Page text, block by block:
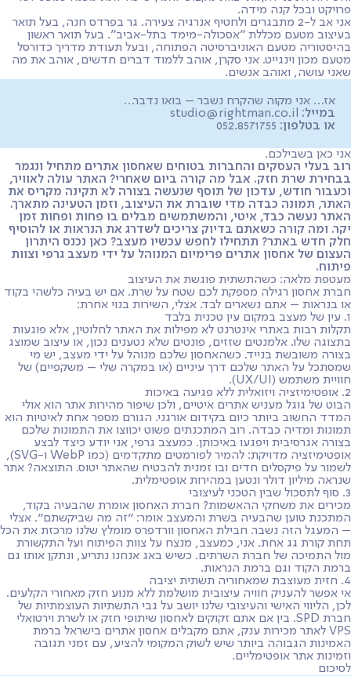
פרויקט ובכל קנה מידה.
אני אב ל-2 מתבגרים ולחטיף אנרגיה צעירה. גר בפרדס חנה, בעל תואר
בעיצוב מטעם מכללת ״אסכולה-מימד בתל-אביב״. בעל תואר ראשון
בהיסטוריה מטעם האוניברסיטה הפתוחה, ובעל תעודת מדריך כדורסל
מטעם מכון וינגייט. אני סקרן, אוהב ללמוד דברים חדשים, אוהב את מה
שאני עושה, ואוהב אנשים.
אז… אני מקוה שהקרח נשבר – בואו נדבר…
במייל:
studio@rightman.co.il
או בטלפון:
אני כאן בשבילכם.
רוב בעלי העסקים והחברות בטוחים שאחסון אתרים מתחיל ונגמר
בבחירת שרת חזק. אבל מה קורה ביום שאחרי? האתר עולה לאוויר,
וכעבור חודש, עדכון של תוסף שנעשה בצורה לא תקינה מקריס את
האתר, תמונה כבדה מדי שוברת את העיצוב, וזמן הטעינה מתארך.
האתר נעשה כבד, איטי, והמשתמשים מבלים בו פחות ופחות זמן
יקר. ומה קורה כשאתם בדיוק צריכים לשדרג את הנראות או להוסיף
חלק חדש באתר? תתחילו לחפש עכשיו מעצב? כאן נכנס היתרון
העצום של אחסון אתרים פרימיום המנוהל על ידי מעצב גרפי וצוות
פיתוח.
מעטפת מלאה: כשהתשתית פוגשת את העיצוב
חברת אחסון רגילה מספקת לכם שטח על שרת. אם יש בעיה כלשהי בקוד
או בנראות – אתם נשארים לבד. אצלי, השירות בנוי אחרת:
1. עין של מעצב במקום עין טכנית בלבד
תקלות רבות באתרי אינטרנט לא מפילות את האתר לחלוטין, אלא פוגעות
בתצוגה שלו. אלמנטים שזזים, פונטים שלא נטענים נכון, או עיצוב שמוצג
בצורה משובשת בנייד. כשהאחסון שלכם מנוהל על ידי מעצב, יש מי
שמסתכל על האתר שלכם דרך עיניים (או במקרה שלי – משקפיים) של
חוויית משתמש (UX/UI).
2. אופטימיזציה ויזואלית ללא פגיעה באיכות
הבוט של גוגל מעניש אתרים איטיים, ולכן שיפור מהירות אתר הוא אולי
המדד החשוב ביותר כיום בקידום אורגני. הגורם מספר אחת לאיטיות הוא
תמונות ומדיה כבדה. רוב המתכנתים פשוט יכווצו את התמונות שלכם
בצורה אגרסיבית ויפגעו באיכותן. כמעצב גרפי, אני יודע כיצד לבצע
אופטימיזציה מדויקת: להמיר לפורמטים מתקדמים (כמו WebP ו-SVG),
לשמור על פיקסלים חדים ובו זמנית להבטיח שהאתר יטוס. התוצאה? אתר
שנראה מיליון דולר ונטען במהירות אופטימלית.
3. סוף לתסכול שבין הטכני לעיצובי
מכירים את משחקי ההאשמות? חברת האחסון אומרת שהבעיה בקוד,
המתכנת טוען שהבעיה בשרת והמעצב אומר: "זה מה שביקשתם". אצלי
– המעגל הזה נשבר. חבילת האחסון וורדפרס מומלץ שלנו מרכזת את הכל
תחת קורת גג אחת. אני, כמעצב, מנצח על צוות הפיתוח ועל התקשורת
מול התמיכה של חברת השרתים. כשיש באג אנחנו נתריע, ונתקן אותו גם
ברמת הקוד וגם ברמת הנראות.
4. חזית מעוצבת שמאחוריה תשתית יציבה
אי אפשר להעניק חוויה עיצובית מושלמת ללא מנוע חזק מאחורי הקלעים.
לכן, הליווי האישי והעיצובי שלנו יושב על גבי התשתיות העוצמתיות של
חברת SPD. בין אם אתם זקוקים לאחסון שיתופי חזק או לשרת וירטואלי
VPS לאתר מכירות ענק, אתם מקבלים אחסון אתרים בישראל ברמת
האמינות הגבוהה ביותר שיש לשוק המקומי להציע, עם זמני תגובה
וזמינות אתר אופטימליים.
לסיכום